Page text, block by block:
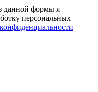
данной формы я
персональных